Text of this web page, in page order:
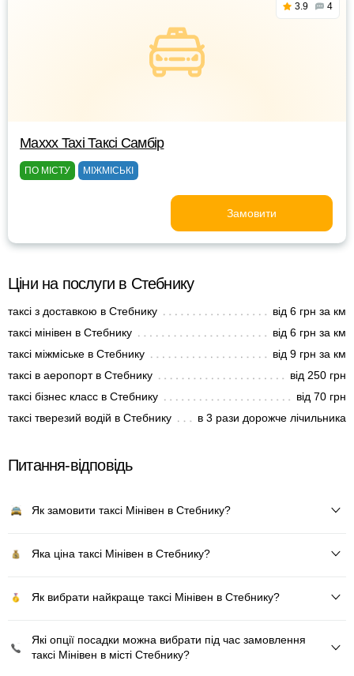
3.9 4
Маххх Taxi Таксі Самбір
ПО МІСТУ МІЖМІСЬКІ
Замовити
Ціни на послуги в Стебнику
таксі з доставкою в Стебнику
від 6 грн за км
таксі мінівен в Стебнику
від 6 грн за км
таксі міжміське в Стебнику
від 9 грн за км
таксі в аеропорт в Стебнику
від 250 грн
таксі бізнес класс в Стебнику
від 70 грн
таксі тверезий водій в Стебнику
в 3 рази дорожче лічильника
Питання-відповідь
Як замовити таксі Мінівен в Стебнику?
Яка ціна таксі Мінівен в Стебнику?
Як вибрати найкраще таксі Мінівен в Стебнику?
Які опції посадки можна вибрати під час замовлення
таксі Мінівен в місті Стебнику?